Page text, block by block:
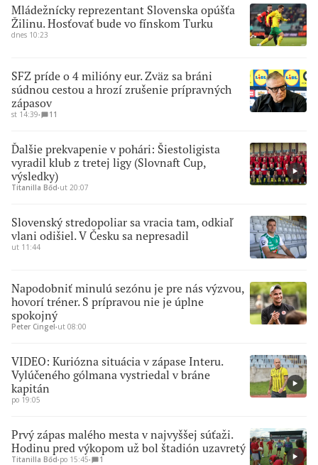
Mládežnícky reprezentant Slovenska opúšťa
Žilinu. Hosťovať bude vo fínskom Turku
dnes 10:23
SFZ príde o 4 milióny eur. Zväz sa bráni
súdnou cestou a hrozí zrušenie prípravných
zápasov
st 14:39∙ 11
Ďalšie prekvapenie v pohári: Šiestoligista
vyradil klub z tretej ligy (Slovnaft Cup,
výsledky)
Titanilla Bőd∙ut 20:07
Slovenský stredopoliar sa vracia tam, odkiaľ
vlani odišiel. V Česku sa nepresadil
ut 11:44
Napodobniť minulú sezónu je pre nás výzvou,
hovorí tréner. S prípravou nie je úplne
spokojný
Peter Cingel∙ut 08:00
VIDEO: Kuriózna situácia v zápase Interu.
Vylúčeného gólmana vystriedal v bráne
kapitán
po 19:05
Prvý zápas malého mesta v najvyššej súťaži.
Hodinu pred výkopom už bol štadión uzavretý
Titanilla Bőd∙po 15:45∙ 1